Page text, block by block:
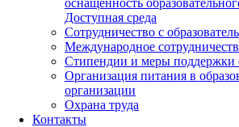
оснащенность
Доступная среда
Сотрудничество с
Международное
Стипендии и меры поддержки
Организация питания в
организации
Охрана труда
Контакты